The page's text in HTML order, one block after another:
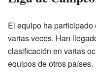
El equipo ha participado
varias veces. Han
clasificación en varias
equipos de otros países.